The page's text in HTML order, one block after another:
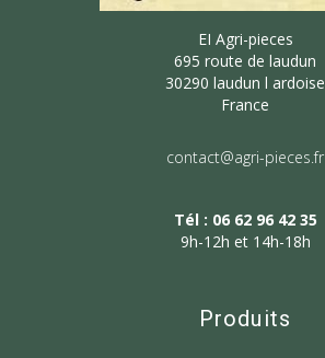
EI Agri-pieces
695 route de laudun
30290 laudun l ardoise
France
contact@agri-pieces.fr
Tél : 06 62 96 42 35
9h-12h et 14h-18h
Produits